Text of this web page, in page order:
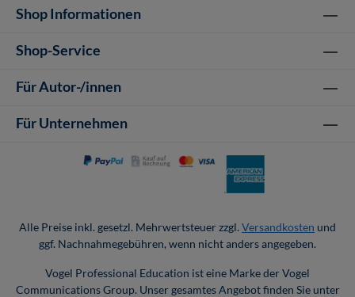
Shop Informationen
Shop-Service
Für Autor-/innen
Für Unternehmen
Alle Preise inkl. gesetzl. Mehrwertsteuer zzgl. Versandkosten und
ggf. Nachnahmegebühren, wenn nicht anders angegeben.
Vogel Professional Education ist eine Marke der Vogel
Communications Group. Unser gesamtes Angebot finden Sie unter